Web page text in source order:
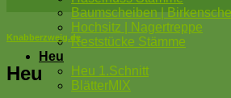
Baumscheiben |
Hochsitz | Nagertreppe
Reststücke Stämme
Heu
Heu 1.Schnitt
BlätterMIX
Knabberzweig.de
Heu